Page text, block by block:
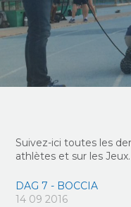
Suivez-ici toutes les
athlètes et sur les Jeux.
DAG 7 - BOCCIA
14 09 2016